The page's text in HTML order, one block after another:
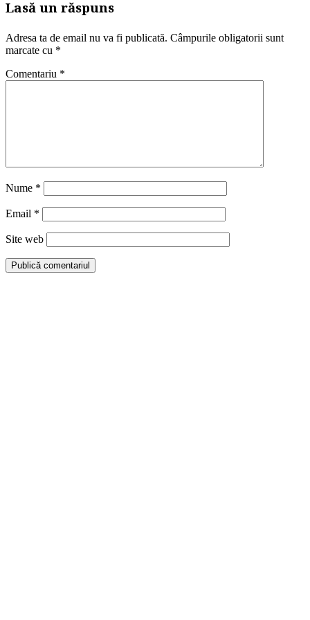
Lasă un răspuns
Adresa ta de email nu va fi publicată. Câmpurile obligatorii sunt
marcate cu *
Comentariu *
Nume *
Email *
Site web